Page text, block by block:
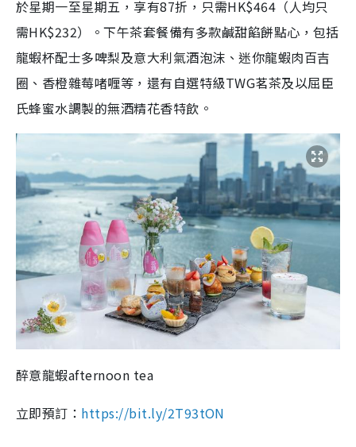
於星期一至星期五，享有87折，只需HK$464（人均只
需HK$232）。下午茶套餐備有多款鹹甜餡餅點心，包括
龍蝦杯配士多啤梨及意大利氣酒泡沫、迷你龍蝦肉百吉
圈、香橙雜莓啫喱等，還有自選特級TWG茗茶及以屈臣
氏蜂蜜水調製的無酒精花香特飲。
醉意龍蝦afternoon tea
立即預訂： https://bit.ly/2T93tON